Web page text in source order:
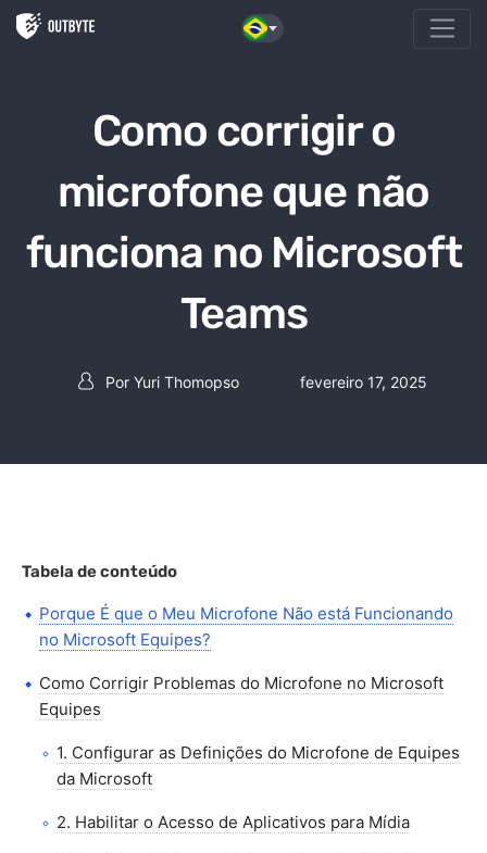
Pular para o conteúdo
Como corrigir o
microfone que não
funciona no Microsoft
Teams
Postar autor
Por Yuri Thomopso fevereiro 17, 2025
Tabela de conteúdo
Porque É que o Meu Microfone Não está Funcionando
no Microsoft Equipes?
Como Corrigir Problemas do Microfone no Microsoft
Equipes
1. Configurar as Definições do Microfone de Equipes
da Microsoft
2. Habilitar o Acesso de Aplicativos para Mídia